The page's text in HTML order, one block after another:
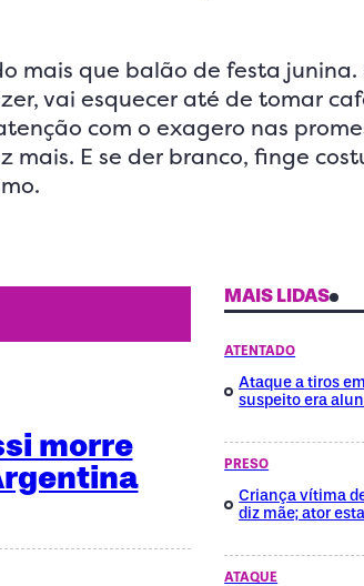
mais que balão de festa junina.
vai esquecer até de tomar
com o exagero nas
mais. E se der branco, finge
morre
MAIS LIDAS
ATENTADO
Ataque a tiros
suspeito era
PRESO
Criança vítima
diz mãe; ator
ATAQUE